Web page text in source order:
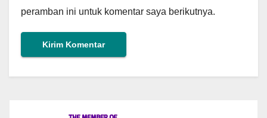
peramban ini untuk komentar saya berikutnya.